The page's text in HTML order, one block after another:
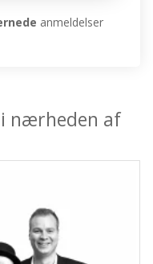
anmeldelser
nærheden af